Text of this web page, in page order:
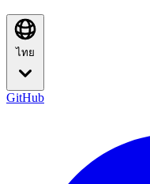
ไทย
GitHub